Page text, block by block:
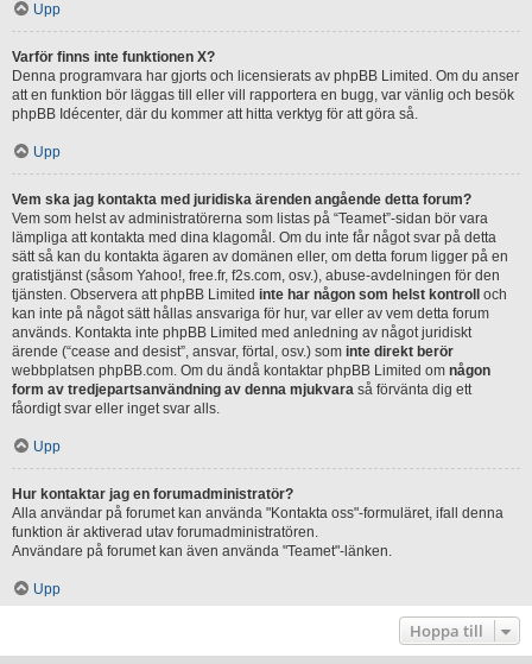
Upp
Varför finns inte funktionen X?
Denna programvara har gjorts och licensierats av phpBB Limited. Om du anser
att en funktion bör läggas till eller vill rapportera en bugg, var vänlig och besök
phpBB Idécenter, där du kommer att hitta verktyg för att göra så.
Upp
Vem ska jag kontakta med juridiska ärenden angående detta forum?
Vem som helst av administratörerna som listas på “Teamet”-sidan bör vara
lämpliga att kontakta med dina klagomål. Om du inte får något svar på detta
sätt så kan du kontakta ägaren av domänen eller, om detta forum ligger på en
gratistjänst (såsom Yahoo!, free.fr, f2s.com, osv.), abuse-avdelningen för den
tjänsten. Observera att phpBB Limited inte har någon som helst kontroll
och
kan inte på något sätt hållas ansvariga för hur, var eller av vem detta forum
används. Kontakta inte phpBB Limited med anledning av något juridiskt
ärende (“cease and desist”, ansvar, förtal, osv.) som inte direkt berör
webbplatsen phpBB.com. Om du ändå kontaktar phpBB Limited om någon
form av tredjepartsanvändning av denna mjukvara så förvänta dig ett
fåordigt svar eller inget svar alls.
Upp
Hur kontaktar jag en forumadministratör?
Alla användar på forumet kan använda "Kontakta oss"-formuläret, ifall denna
funktion är aktiverad utav forumadministratören.
Användare på forumet kan även använda "Teamet"-länken.
Upp
Hoppa till